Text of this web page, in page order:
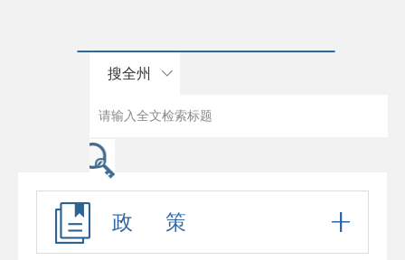
搜全州
政 策